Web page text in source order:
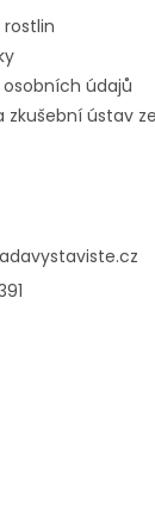
údajů
zkušební ústav